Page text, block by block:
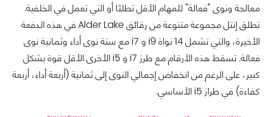
معالجة ونوى "فعالة" للمهام الأقل تطلبًا أو التي تعمل في الخلفية.
تطلق إنتل مجموعة متنوعة من رقائق Alder Lake في هذه الدفعة
الأخيرة، والتي تشمل 14 نواة i9 و i7 مع ستة نوى أداء وثمانية نوى
فعالة. تسقط هذه الأرقام مع طرز i7 و i5 الأخرى الأقل قوة بشكل
كبير، على الرغم من انخفاض إجمالي النوى إلى ثمانية (أربعة أداء، أربعة
كفاءة) في طراز i5 الأساسي.